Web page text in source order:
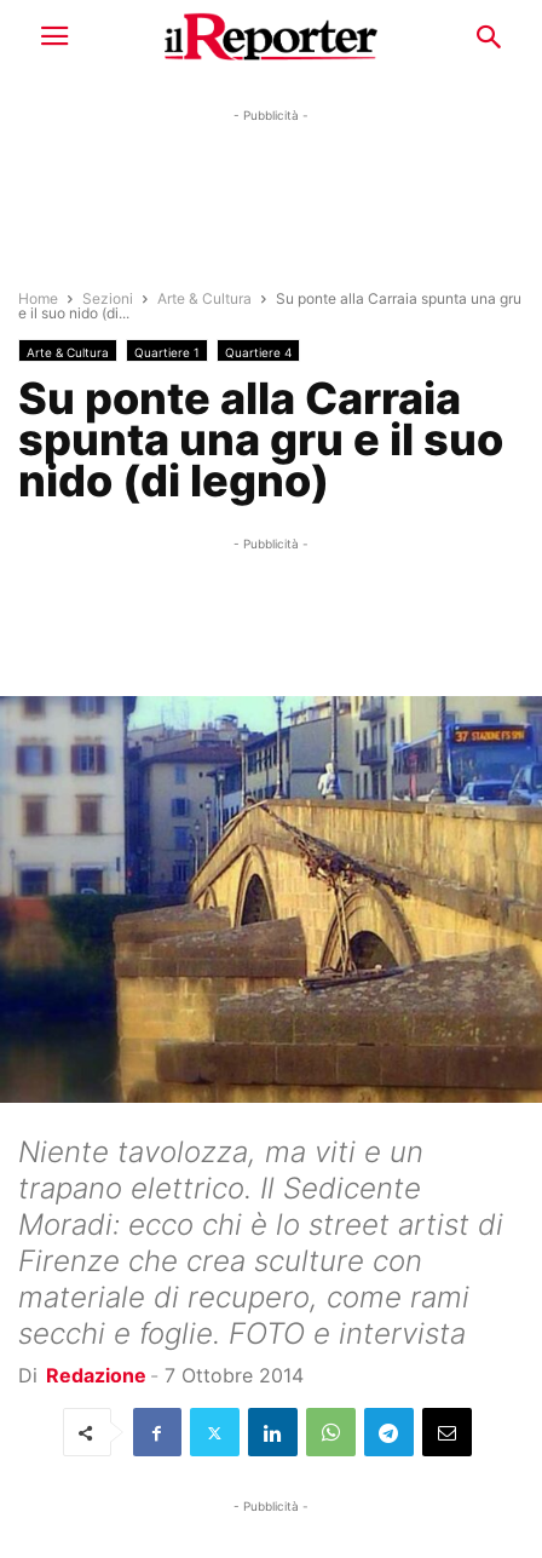
- Pubblicità -
Home Sezioni Arte & Cultura
Su ponte alla Carraia spunta una gru
e il suo nido (di...
Arte & Cultura Quartiere 1 Quartiere 4
Su ponte alla Carraia
spunta una gru e il suo
nido (di legno)
- Pubblicità -
Niente tavolozza, ma viti e un
trapano elettrico. Il Sedicente
Moradi: ecco chi è lo street artist di
Firenze che crea sculture con
materiale di recupero, come rami
secchi e foglie. FOTO e intervista
Di Redazione - 7 Ottobre 2014
- Pubblicità -